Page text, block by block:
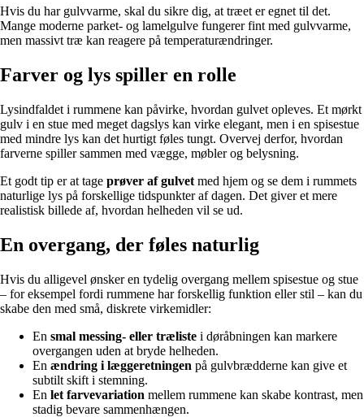
Hvis du har gulvvarme, skal du sikre dig, at træet er egnet til det.
Mange moderne parket- og lamelgulve fungerer fint med gulvvarme,
men massivt træ kan reagere på temperaturændringer.
Farver og lys spiller en rolle
Lysindfaldet i rummene kan påvirke, hvordan gulvet opleves. Et mørkt
gulv i en stue med meget dagslys kan virke elegant, men i en spisestue
med mindre lys kan det hurtigt føles tungt. Overvej derfor, hvordan
farverne spiller sammen med vægge, møbler og belysning.
Et godt tip er at tage prøver af gulvet med hjem og se dem i rummets
naturlige lys på forskellige tidspunkter af dagen. Det giver et mere
realistisk billede af, hvordan helheden vil se ud.
En overgang, der føles naturlig
Hvis du alligevel ønsker en tydelig overgang mellem spisestue og stue
– for eksempel fordi rummene har forskellig funktion eller stil – kan du
skabe den med små, diskrete virkemidler:
En smal messing- eller træliste i døråbningen kan markere
overgangen uden at bryde helheden.
En ændring i læggeretningen på gulvbrædderne kan give et
subtilt skift i stemning.
En let farvevariation mellem rummene kan skabe kontrast, men
stadig bevare sammenhængen.